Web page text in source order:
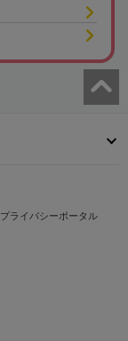
プライバシーポータル